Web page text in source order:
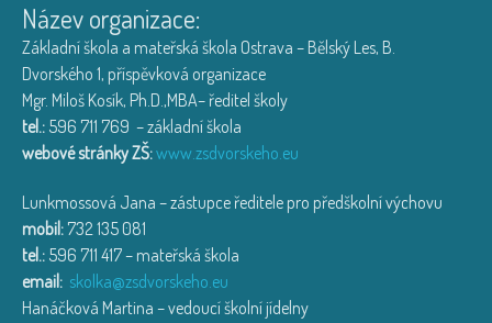
Název organizace:
Základní škola a mateřská škola Ostrava – Bělský Les, B.
Dvorského 1, příspěvková organizace
Mgr. Miloš Kosík, Ph.D.,MBA– ředitel školy
tel.: 596 711 769 – základní škola
webové stránky ZŠ:www.zsdvorskeho.eu
Lunkmossová Jana – zástupce ředitele pro předškolní výchovu
mobil: 732 135 081
tel.: 596 711 417 – mateřská škola
email: skolka@zsdvorskeho.eu
Hanáčková Martina – vedoucí školní jídelny